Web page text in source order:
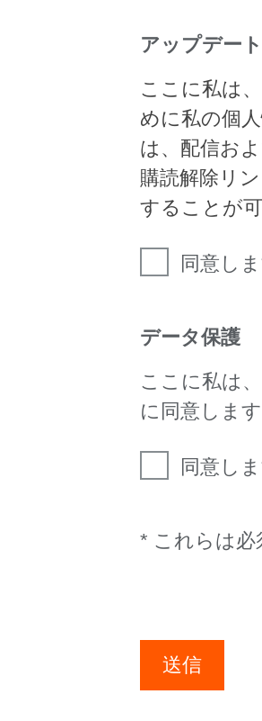
アップデー
ここに私は
めに私の個
は、配信お
購読解除リ
することが
同意し
データ保護
ここに私は
に同意しま
同意し
* これらは必
送信